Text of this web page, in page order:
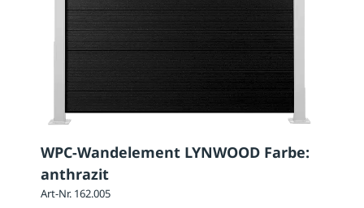
WPC-Wandelement LYNWOOD Farbe:
anthrazit
Art-Nr. 162.005